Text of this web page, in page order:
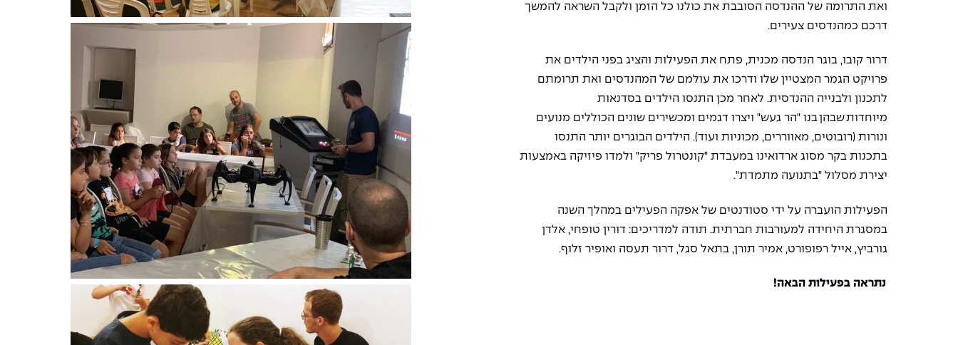
ואת התרומה של ההנדסה הסובבת את כולנו כל הזמן ולקבל השראה להמשך
דרכם כמהנדסים צעירים.
דרור קובו, בוגר הנדסה מכנית, פתח את הפעילות והציג בפני הילדים את
פרויקט הגמר המצטיין שלו ודרכו את עולמם של המהנדסים ואת תרומתם
לתכנון ולבנייה ההנדסית. לאחר מכן התנסו הילדים בסדנאות
מיוחדות שבהן בנו "הר געש" ויצרו דגמים ומכשירים שונים הכוללים מנועים
ונורות (רובוטים, מאווררים, מכוניות ועוד). הילדים הבוגרים יותר התנסו
בתכנות בקר מסוג ארדואינו במעבדת "קונטרול פריק" ולמדו פיזיקה באמצעות
יצירת מסלול "בתנועה מתמדת".
הפעילות הועברה על ידי סטודנטים של אפקה הפעילים במהלך השנה
במסגרת היחידה למעורבות חברתית. תודה למדריכים: דורין טופחי, אלדן
גורביץ, אייל רפופורט, אמיר תורן, בתאל סגל, דרור תעסה ואופיר זלוף.
נתראה בפעילות הבאה!